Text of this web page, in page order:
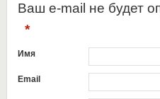
Ваш e-mail не будет
*
Имя
Email